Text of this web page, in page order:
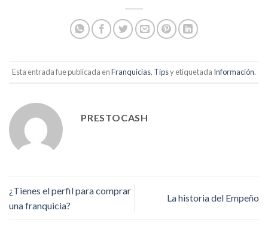
Esta entrada fue publicada enFranquicias, Tipsy etiquetada Información.
PRESTOCASH
¿Tienes el perfil para comprar
una franquicia?
La historia del Empeño